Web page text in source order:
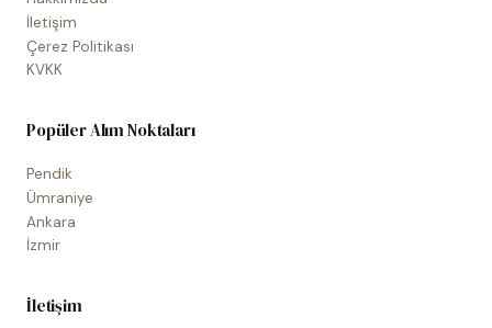
İletişim
Çerez Politikası
KVKK
Popüler Alım Noktaları
Pendik
Ümraniye
Ankara
İzmir
İletişim